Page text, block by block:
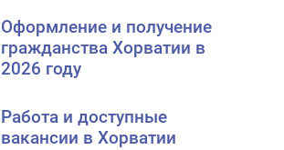
Оформление и получение
гражданства Хорватии в
2026 году
Работа и доступные
вакансии в Хорватии